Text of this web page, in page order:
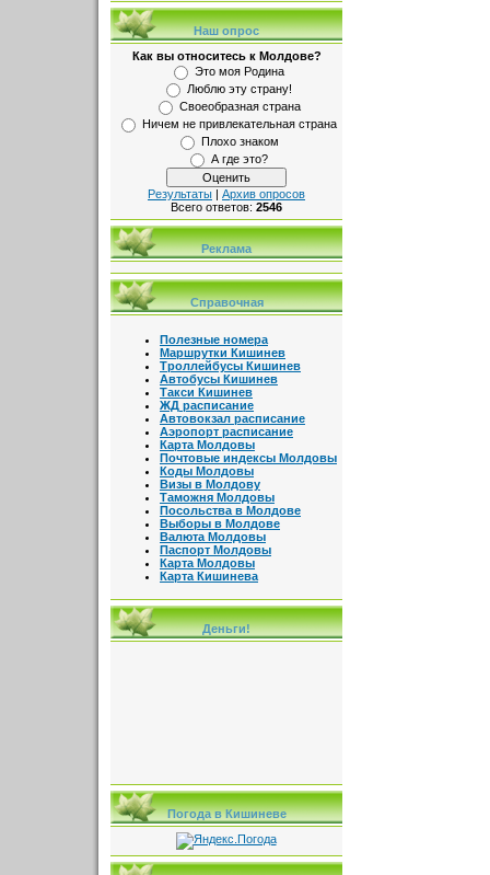
Наш опрос
Как вы относитесь к Молдове?
Это моя Родина
Люблю эту страну!
Своеобразная страна
Ничем не привлекательная страна
Плохо знаком
А где это?
Результаты | Архив опросов
Всего ответов: 2546
Реклама
Справочная
Полезные номера
Маршрутки Кишинев
Троллейбусы Кишинев
Автобусы Кишинев
Такси Кишинев
ЖД расписание
Автовокзал расписание
Аэропорт расписание
Карта Молдовы
Почтовые индексы Молдовы
Коды Молдовы
Визы в Молдову
Таможня Молдовы
Посольства в Молдове
Выборы в Молдове
Валюта Молдовы
Паспорт Молдовы
Карта Молдовы
Карта Кишинева
Деньги!
Погода в Кишиневе